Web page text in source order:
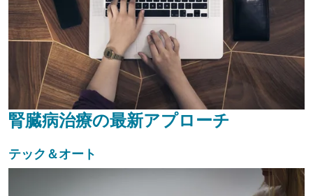
腎臓病治療の最新アプローチ
テック＆オート